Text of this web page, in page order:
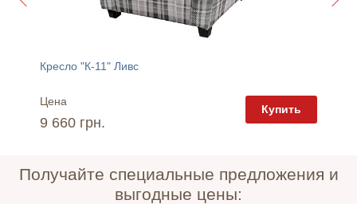
Кресло "К-11" Ливс
Цена
9 660 грн.
Купить
Получайте специальные предложения и
выгодные цены: